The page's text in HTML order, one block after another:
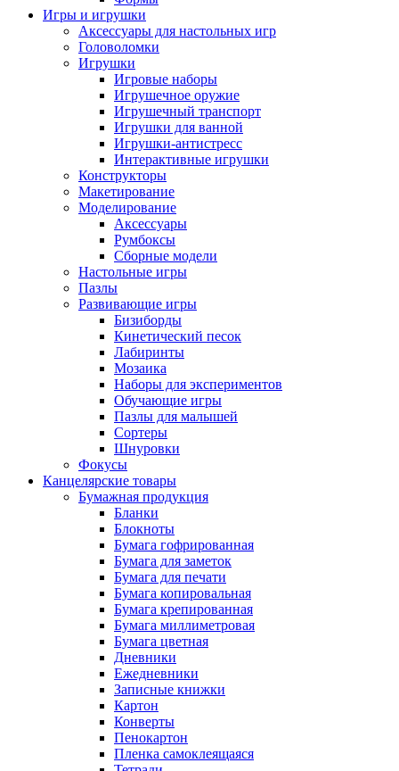
Игры и игрушки
Аксессуары для настольных игр
Головоломки
Игрушки
Игровые наборы
Игрушечное оружие
Игрушечный транспорт
Игрушки для ванной
Игрушки-антистресс
Интерактивные игрушки
Конструкторы
Макетирование
Моделирование
Аксессуары
Румбоксы
Сборные модели
Настольные игры
Пазлы
Развивающие игры
Бизиборды
Кинетический песок
Лабиринты
Мозаика
Наборы для экспериментов
Обучающие игры
Пазлы для малышей
Сортеры
Шнуровки
Фокусы
Канцелярские товары
Бумажная продукция
Бланки
Блокноты
Бумага гофрированная
Бумага для заметок
Бумага для печати
Бумага копировальная
Бумага крепированная
Бумага миллиметровая
Бумага цветная
Дневники
Ежедневники
Записные книжки
Картон
Конверты
Пенокартон
Пленка самоклеящаяся